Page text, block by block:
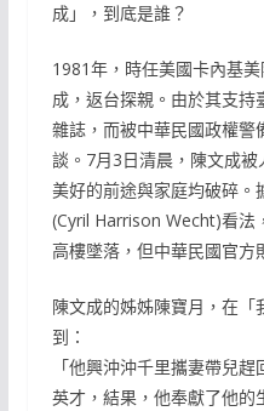
成」，到底是誰？
1981年，時任美國卡內基
成，返台探親。由於其支
雜誌，而被中華民國政權警
談。7月3日清晨，陳文成被
美好的前途與家庭均破碎。
(Cyril Harrison Wecht)看法
高樓墜落，但中華民國官方
陳文成的姊姊陳寶月，在
到：
「他興沖沖千里攜妻帶兒
英才，結果，他奉獻了他的